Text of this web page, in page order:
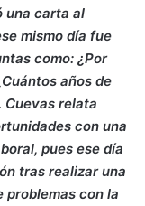
una carta al
mismo día fue
como: ¿Por
años de
Cuevas relata
con una
pues ese día
tras realizar una
problemas con la